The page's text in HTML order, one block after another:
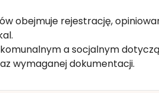
obejmuje rejestrację,
a socjalnym
wymaganej dokumentacji.